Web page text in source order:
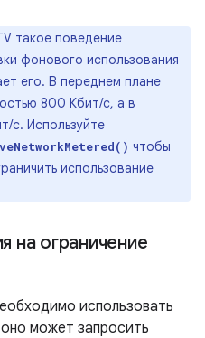
такое поведение
фонового использования
его. В переднем плане
800 Кбит/с, а в
с. Используйте
чтобы
использование
на ограничение
использовать
может запросить